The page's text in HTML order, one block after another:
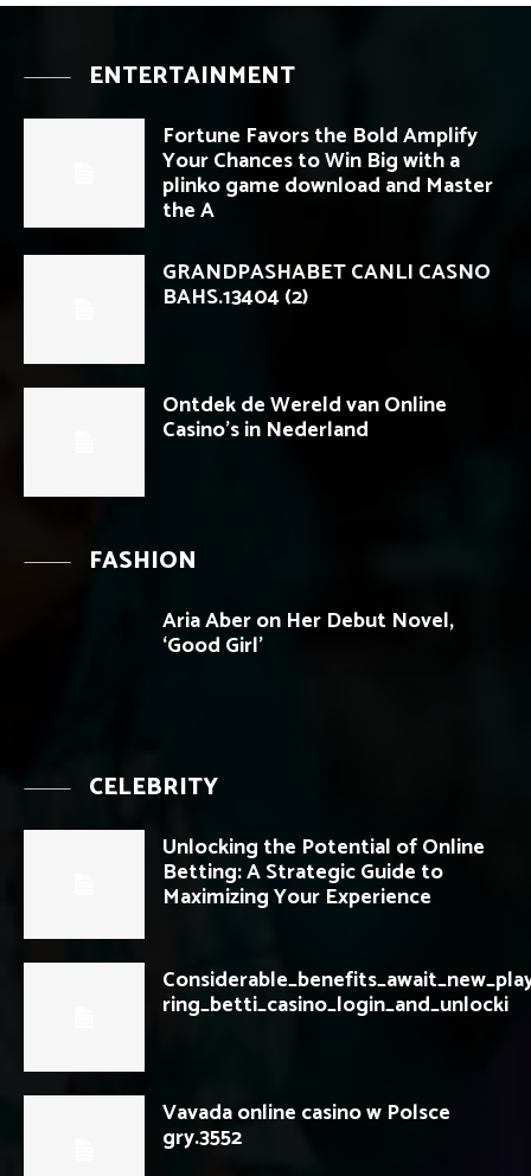
ENTERTAINMENT
Fortune Favors the Bold Amplify
Your Chances to Win Big with a
plinko game download and Master
the A
GRANDPASHABET CANLI CASNO
BAHS.13404 (2)
Ontdek de Wereld van Online
Casino’s in Nederland
FASHION
Aria Aber on Her Debut Novel,
‘Good Girl’
CELEBRITY
Unlocking the Potential of Online
Betting: A Strategic Guide to
Maximizing Your Experience
ring_betti_casino_login_and_unlocki
Vavada online casino w Polsce
gry.3552